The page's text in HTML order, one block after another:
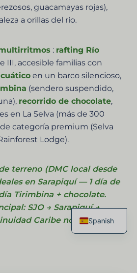
guacamayas rojas),
a orillas del río.
: rafting Río
III, accesible familias con
en un barco silencioso,
(sendero suspendido,
recorrido de chocolate,
en La Selva (más de 300
categoría premium (Selva
Lodge).
terreno (DMC local desde
en Sarapiquí — 1 día de
Tirimbina + chocolate.
SJO → Sarapiquí →
Caribe norte) o →
Spanish
French